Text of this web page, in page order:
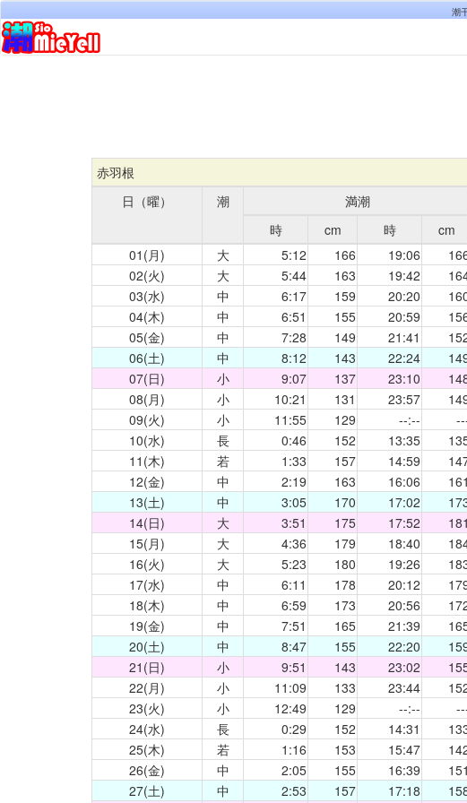
潮
赤羽根
日（曜）
潮 満潮
時
cm 時 cm
01(月)
大 5:12 166 19:06
02(火)
大 5:44 163 19:42
03(水)
中 6:17 159 20:20
04(木)
中 6:51 155 20:59
05(金)
中 7:28 149 21:41
06(土)
中 8:12 143 22:24
07(日)
小 9:07 137 23:10
08(月)
小 10:21 131 23:57
09(火)
小 11:55 129 --:--
10(水)
長 0:46 152 13:35
11(木)
若 1:33 157 14:59
12(金)
中 2:19 163 16:06 161
13(土)
中 3:05 170 17:02
14(日)
大 3:51 175 17:52 181
15(月)
大 4:36 179 18:40
16(火)
大 5:23 180 19:26
17(水)
中 6:11 178 20:12
18(木)
中 6:59 173 20:56
19(金)
中 7:51 165 21:39
20(土)
中 8:47 155 22:20
21(日)
小 9:51 143 23:02
22(月)
小 11:09 133 23:44
23(火)
小 12:49 129 --:--
24(水)
長 0:29 152 14:31
25(木)
若 1:16 153 15:47
26(金)
中 2:05 155 16:39 151
27(土)
中 2:53 157 17:18